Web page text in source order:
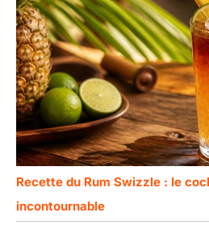
Recette du Rum Swizzle : le
incontournable